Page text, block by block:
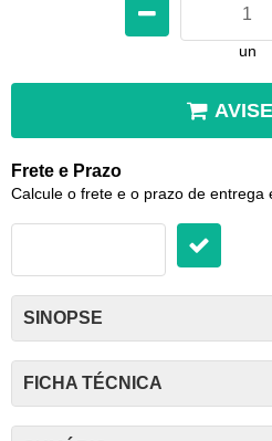
un
Frete e Prazo
Calcule o frete e o prazo de entrega
SINOPSE
FICHA TÉCNICA